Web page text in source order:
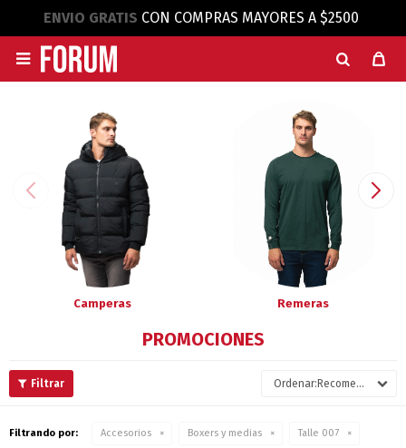
ENVIO GRATIS CON COMPRAS MAYORES A $2500

Camperas Remeras
PROMOCIONES
Recomendados
Filtrando por: Accesorios Boxers y medias Talle 007